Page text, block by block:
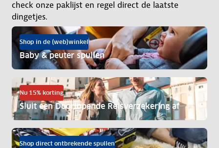
check onze paklijst en regel direct de laatste
dingetjes.
Shop in de (web)winkel
Baby & peuter spullen
Nu 15% korting
Sluit een Doorlopende Reisverzekering af
Shop direct ontbrekende spullen